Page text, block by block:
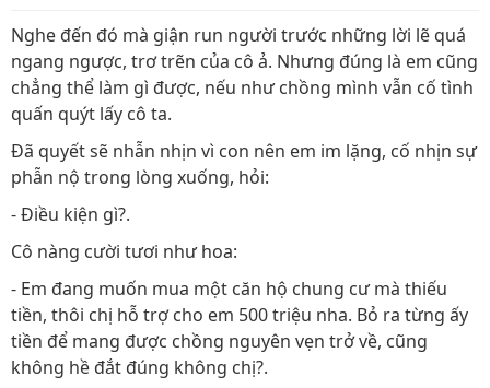
Nghe đến đó mà giận run người trước những lời lẽ quá
ngang ngược, trơ trẽn của cô ả. Nhưng đúng là em cũng
chẳng thể làm gì được, nếu như chồng mình vẫn cố tình
quấn quýt lấy cô ta.
Đã quyết sẽ nhẫn nhịn vì con nên em im lặng, cố nhịn sự
phẫn nộ trong lòng xuống, hỏi:
- Điều kiện gì?.
Cô nàng cười tươi như hoa:
- Em đang muốn mua một căn hộ chung cư mà thiếu
tiền, thôi chị hỗ trợ cho em 500 triệu nha. Bỏ ra từng ấy
tiền để mang được chồng nguyên vẹn trở về, cũng
không hề đắt đúng không chị?.